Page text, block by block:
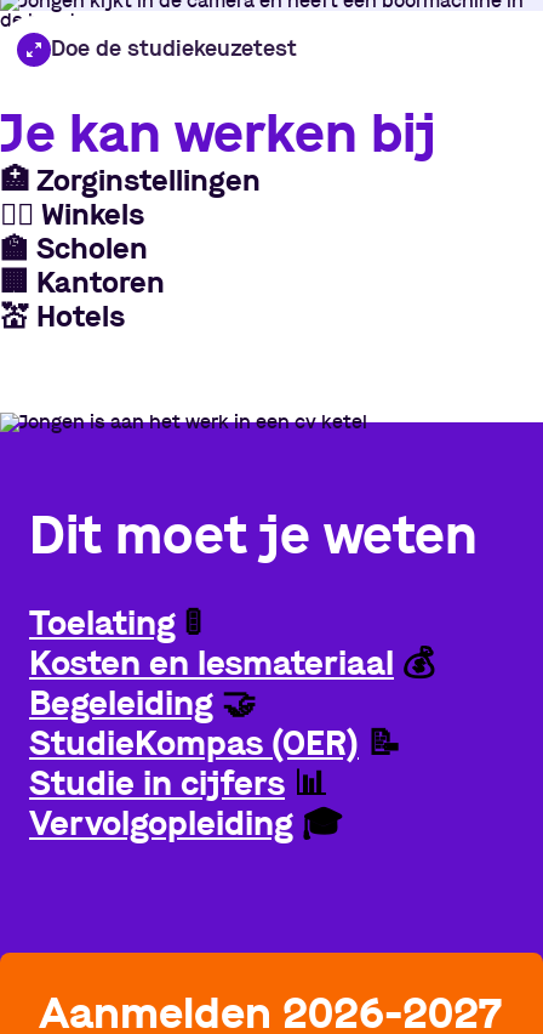
Doe de studiekeuzetest
Je kan werken bij
🏥 Zorginstellingen
👷‍♀ Winkels
🏫 Scholen
🏢
Kantoren
💒 Hotels
Dit moet je weten
Toelating 🚦
Kosten en lesmateriaal 💰
Begeleiding 🤝
StudieKompas (OER) 📝
Studie in cijfers 📊
Vervolgopleiding 🎓
Aanmelden 2026-2027